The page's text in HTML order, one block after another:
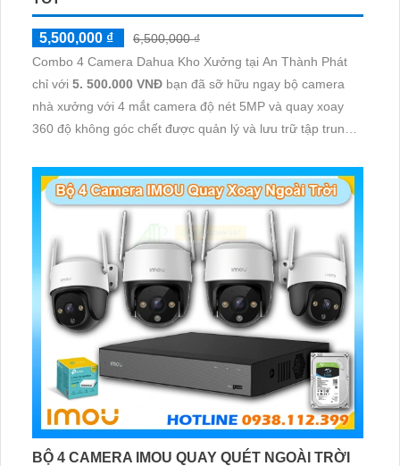
5,500,000 ₫
6,500,000 ₫
Combo 4 Camera Dahua Kho Xưởng tại An Thành Phát
chỉ với 5. 500.000 VNĐ bạn đã sỡ hữu ngay bộ camera
nhà xưởng với 4 mắt camera độ nét 5MP và quay xoay
360 độ không góc chết được quản lý và lưu trữ tập trung
BỘ 4 CAMERA IMOU QUAY QUÉT NGOÀI TRỜI